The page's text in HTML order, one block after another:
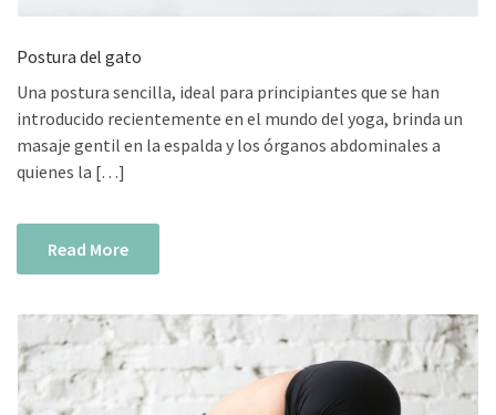
Postura del gato
Una postura sencilla, ideal para principiantes que se han
introducido recientemente en el mundo del yoga, brinda un
masaje gentil en la espalda y los órganos abdominales a
quienes la […]
Read More